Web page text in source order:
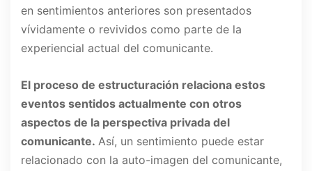
en sentimientos anteriores son presentados
vívidamente o revividos como parte de la
experiencial actual del comunicante.
El proceso de estructuración relaciona estos
eventos sentidos actualmente con otros
aspectos de la perspectiva privada del
comunicante. Así, un sentimiento puede estar
relacionado con la auto-imagen del comunicante,